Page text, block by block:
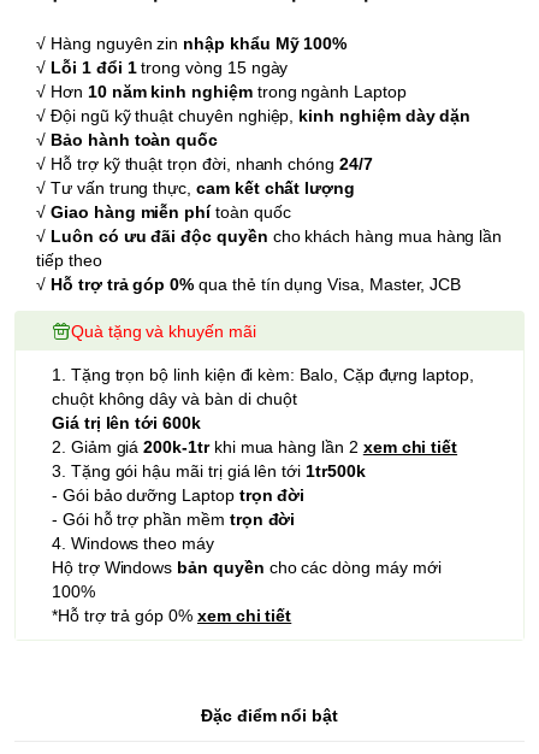
√ Hàng nguyên zin nhập khẩu Mỹ 100%
√ Lỗi 1 đổi 1trong vòng 15 ngày
√ Hơn 10 năm kinh nghiệm trong ngành Laptop
√ Đội ngũ kỹ thuật chuyên nghiệp, kinh nghiệm dày dặn
√ Bảo hành toàn quốc
√ Hỗ trợ kỹ thuật trọn đời, nhanh chóng 24/7
√ Tư vấn trung thực,cam kết chất lượng
√Giao hàng miễn phítoàn quốc
√ Luôn có ưu đãi độc quyền cho khách hàng mua hàng lần
tiếp theo
√ Hỗ trợ trả góp 0% qua thẻ tín dụng Visa, Master, JCB
Quà tặng và khuyến mãi
1. Tặng trọn bộ linh kiện đi kèm: Balo, Cặp đựng laptop,
chuột không dây và bàn di chuột
Giá trị lên tới 600k
2. Giảm giá200k-1trkhi mua hàng lần 2 xem chi tiết
3. Tặng gói hậu mãi trị giá lên tới 1tr500k
- Gói bảo dưỡng Laptop trọn đời
- Gói hỗ trợ phần mềm trọn đời
4. Windows theo máy
Hộ trợ Windows bản quyền cho các dòng máy mới
100%
*Hỗ trợ trả góp 0% xem chi tiết
Đặc điểm nổi bật